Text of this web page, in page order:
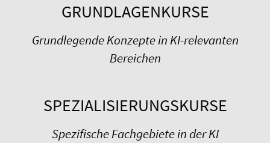
GRUNDLAGENKURSE
Grundlegende Konzepte in KI-relevanten
Bereichen
SPEZIALISIERUNGSKURSE
Spezifische Fachgebiete in der KI